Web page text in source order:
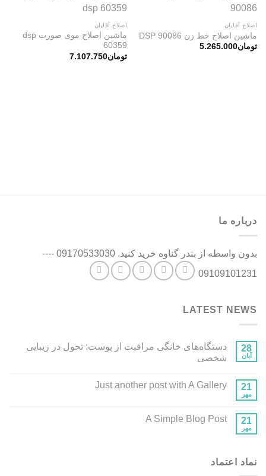
اصلاح آقایان
ماشین اصلاح خط زن DSP 90086
تومان5.265.000
اصلاح آقایان
ماشین اصلاح موی صورت dsp
60359
تومان7.107.750
درباره ما
بدون واسطه از بندر گناوه خرید کنید. 09170533030 ----
09109101231
LATEST NEWS
28
آبان
دستگاه‌های خانگی مراقبت از پوست: تحول در زیبایی
شخصی
21
مهر
Just another post with A Gallery
21
مهر
A Simple Blog Post
نماد اعتماد